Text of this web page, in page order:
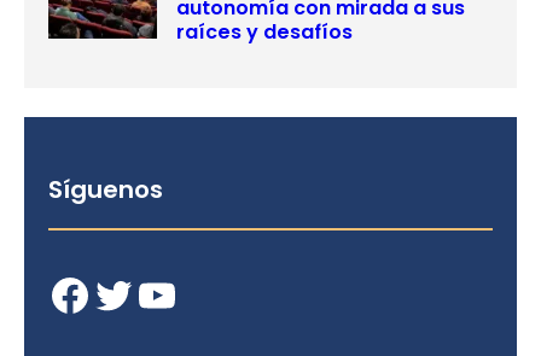
autonomía con mirada a sus
raíces y desafíos
Síguenos
Facebook Twitter YouTube